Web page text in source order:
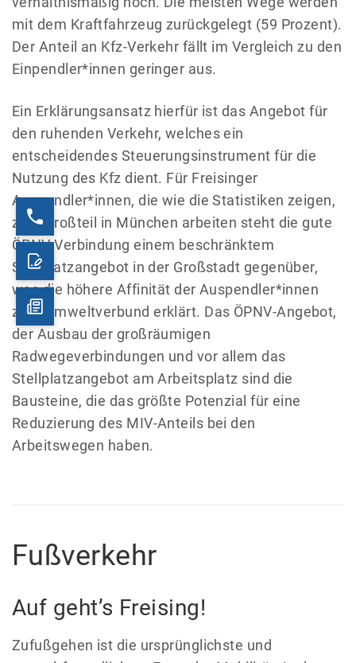
mit dem Kraftfahrzeug zurückgelegt (59 Prozent).
Der Anteil an Kfz-Verkehr fällt im Vergleich zu den
Einpendler*innen geringer aus.
Ein Erklärungsansatz hierfür ist das Angebot für
den ruhenden Verkehr, welches ein
entscheidendes Steuerungsinstrument für die
Nutzung des Kfz dient. Für Freisinger
Auspendler*innen, die wie die Statistiken zeigen,
zum Großteil in München arbeiten steht die gute
ÖPNV Verbindung einem beschränktem
Stellplatzangebot in der Großstadt gegenüber,
was die höhere Affinität der Auspendler*innen
zum Umweltverbund erklärt. Das ÖPNV-Angebot,
der Ausbau der großräumigen
Radwegeverbindungen und vor allem das
Stellplatzangebot am Arbeitsplatz sind die
Bausteine, die das größte Potenzial für eine
Reduzierung des MIV-Anteils bei den
Arbeitswegen haben.
Fußverkehr
Auf geht’s Freising!
Zufußgehen ist die ursprünglichste und